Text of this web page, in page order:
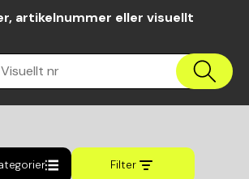
artikelnummer eller visuellt
nr
Filter